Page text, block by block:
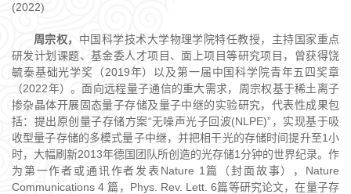
(2022)
周宗权， 中国科学技术大学物理学院特任教授，主持国家重点
研发计划课题、基金委人才项目、面上项目等研究项目，曾获得饶
毓泰基础光学奖（2019年）以及第一届中国科学院青年五四奖章
（2022年）。面向远程量子通信的重大需求，周宗权基于稀土离子
掺杂晶体开展固态量子存储及量子中继的实验研究，代表性成果包
括：提出原创量子存储方案“无噪声光子回波(NLPE)”，实现基于吸
收型量子存储的多模式量子中继，并把相干光的存储时间提升至1小
时，大幅刷新2013年德国团队所创造的光存储1分钟的世界纪录。作
为第一作者或通讯作者发表Nature 1篇（封面故事），Nature
Communications 4 篇，Phys. Rev. Lett. 6篇等研究论文，在量子存